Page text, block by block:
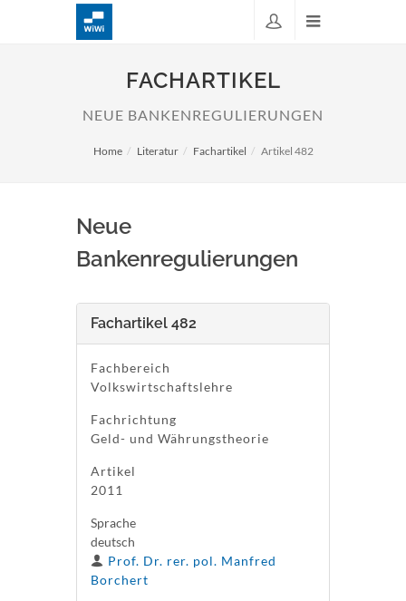
FACHARTIKEL
NEUE BANKENREGULIERUNGEN
Home Literatur Fachartikel Artikel 482
Neue
Bankenregulierungen
Fachartikel 482
Fachbereich
Volkswirtschaftslehre
Fachrichtung
Geld- und Währungstheorie
Artikel
2011
Sprache
deutsch
Prof. Dr. rer. pol. Manfred
Borchert